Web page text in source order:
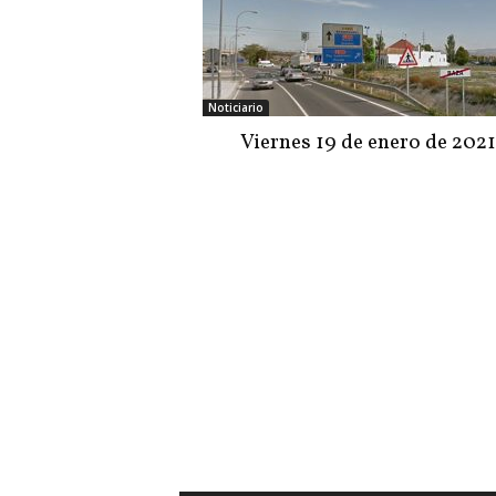
Noticiario
Viernes 19 de enero de 2021